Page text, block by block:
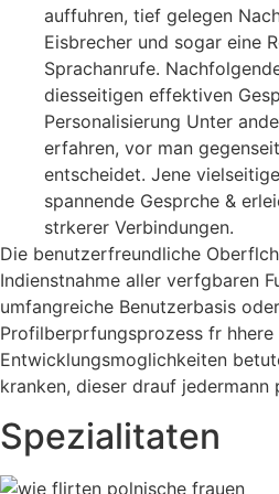
auffuhren, tief gelegen
Eisbrecher und sogar eine
Sprachanrufe.
diesseitigen effektiven
Personalisierung Unter
erfahren, vor man
entscheidet. Jene
spannende Gesprche &
strkerer Verbindungen.
Die benutzerfreundliche
Indienstnahme aller verfgbaren
umfangreiche Benutzerbasis
Profilberprfungsprozess fr hhere
Entwicklungsmoglichkeiten
kranken, dieser drauf jedermann
Spezialitaten